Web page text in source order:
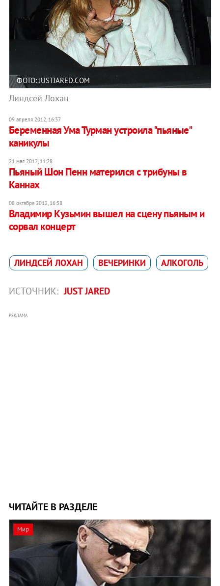
ФОТО: JUSTJARED.COM
Линдсей Лохан
09 апреля 2012, 16:37
Беременная Ума Турман устроила "пьяные"
каникулы
21 мая 2012, 11:28
Пьяный Шон Пенн матерился с трибуны в
Каннах
08 октября 2012, 16:58
Владимир Кузьмин вышел на сцену пьяным и
сорвал концерт
ЛИНДСЕЙ ЛОХАН ВЕЧЕРИНКИ АЛКОГОЛЬ
ИСТОЧНИК: JUST JARED
РЕКЛАМА
ЧИТАЙТЕ В РАЗДЕЛЕ
Мир